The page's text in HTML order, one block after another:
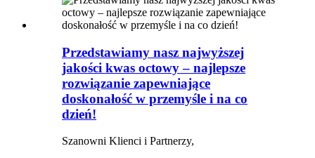
Przedstawiamy nasz najwyższej
jakości kwas octowy – najlepsze
rozwiązanie zapewniające
doskonałość w przemyśle i na co
dzień!
Szanowni Klienci i Partnerzy,